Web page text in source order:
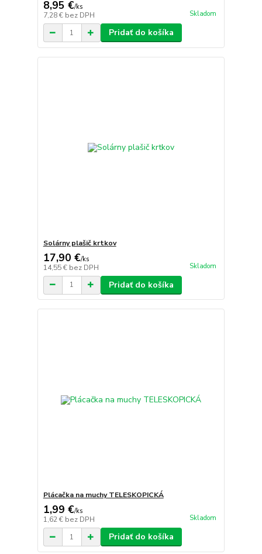
8,95 €/ks
7,28 € bez DPH Skladom
Pridať do košíka
Solárny plašič krtkov
17,90 €/ks
14,55 € bez DPH Skladom
Pridať do košíka
Plácačka na muchy TELESKOPICKÁ
1,99 €/ks
1,62 € bez DPH Skladom
Pridať do košíka